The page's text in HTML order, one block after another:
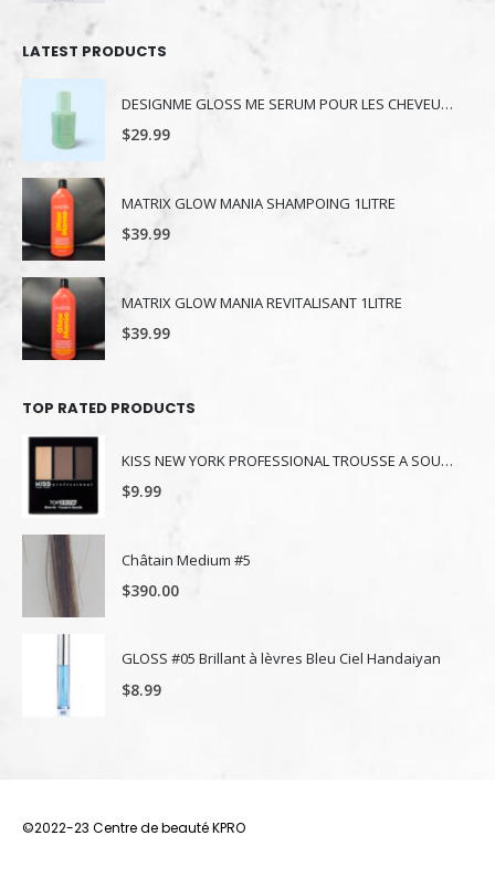
LATEST PRODUCTS
DESIGNME GLOSS ME SERUM POUR LES CHEVEUX 80ML
$29.99
MATRIX GLOW MANIA SHAMPOING 1LITRE
$39.99
MATRIX GLOW MANIA REVITALISANT 1LITRE
$39.99
TOP RATED PRODUCTS
KISS NEW YORK PROFESSIONAL TROUSSE A SOURCILS KBK03
$9.99
Châtain Medium #5
$390.00
GLOSS #05 Brillant à lèvres Bleu Ciel Handaiyan
$8.99
©2022-23 Centre de beauté KPRO